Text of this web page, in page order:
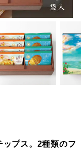
プス。2種類のフ